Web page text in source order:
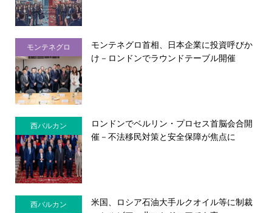
モンテネグロ
モンテネグロ首相、日本企業に投資呼びか
け－ロンドンでラウンドテーブル開催
西バルカン
ロンドンでベルリン・プロセス首脳会合開
催－不法移民対策と安全保障が焦点に
西バルカン
米国、ロシア石油大手ルクオイル等に制裁